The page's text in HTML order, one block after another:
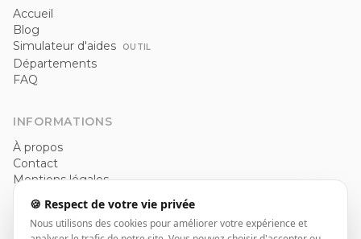
Accueil
Blog
Simulateur d'aides
OUTIL
Départements
FAQ
INFORMATIONS
À propos
Contact
Mentions légales
CGU🍪 Respect de votre vie privée
Nous utilisons des cookies pour améliorer votre expérience et